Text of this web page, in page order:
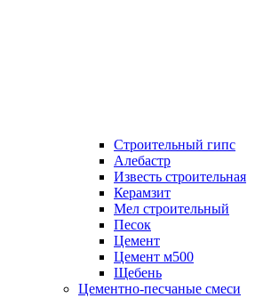
Строительный гипс
Алебастр
Известь строительная
Керамзит
Мел строительный
Песок
Цемент
Цемент м500
Щебень
Цементно-песчаные смеси